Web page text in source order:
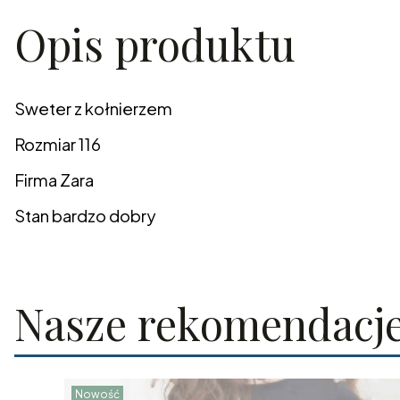
Opis produktu
Sweter z kołnierzem
Rozmiar 116
Firma Zara
Stan bardzo dobry
Nasze
Nowość